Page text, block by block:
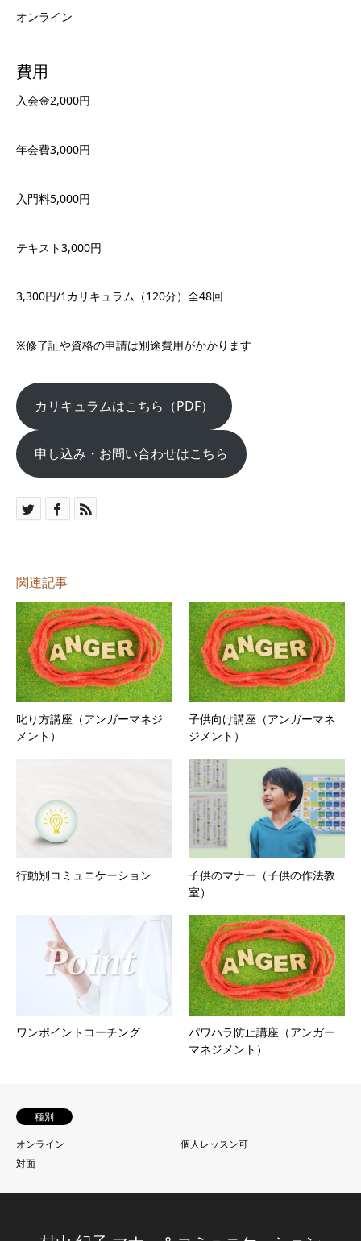
オンライン
費用
入会金2,000円
年会費3,000円
入門料5,000円
テキスト3,000円
3,300円/1カリキュラム（120分）全48回
※修了証や資格の申請は別途費用がかかります
カリキュラムはこちら（PDF）
申し込み・お問い合わせはこちら
関連記事
叱り方講座（アンガーマネジ
メント）
子供向け講座（アンガーマネ
ジメント）
行動別コミュニケーション
子供のマナー（子供の作法教
室）
ワンポイントコーチング
パワハラ防止講座（アンガー
マネジメント）
種別
オンライン
個人レッスン可
対面